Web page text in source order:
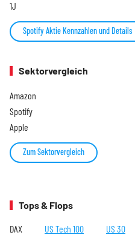
1J
Spotify Aktie Kennzahlen und Details
Sektorvergleich
Amazon
Spotify
Apple
Zum Sektorvergleich
Tops & Flops
DAX US Tech 100 US 30